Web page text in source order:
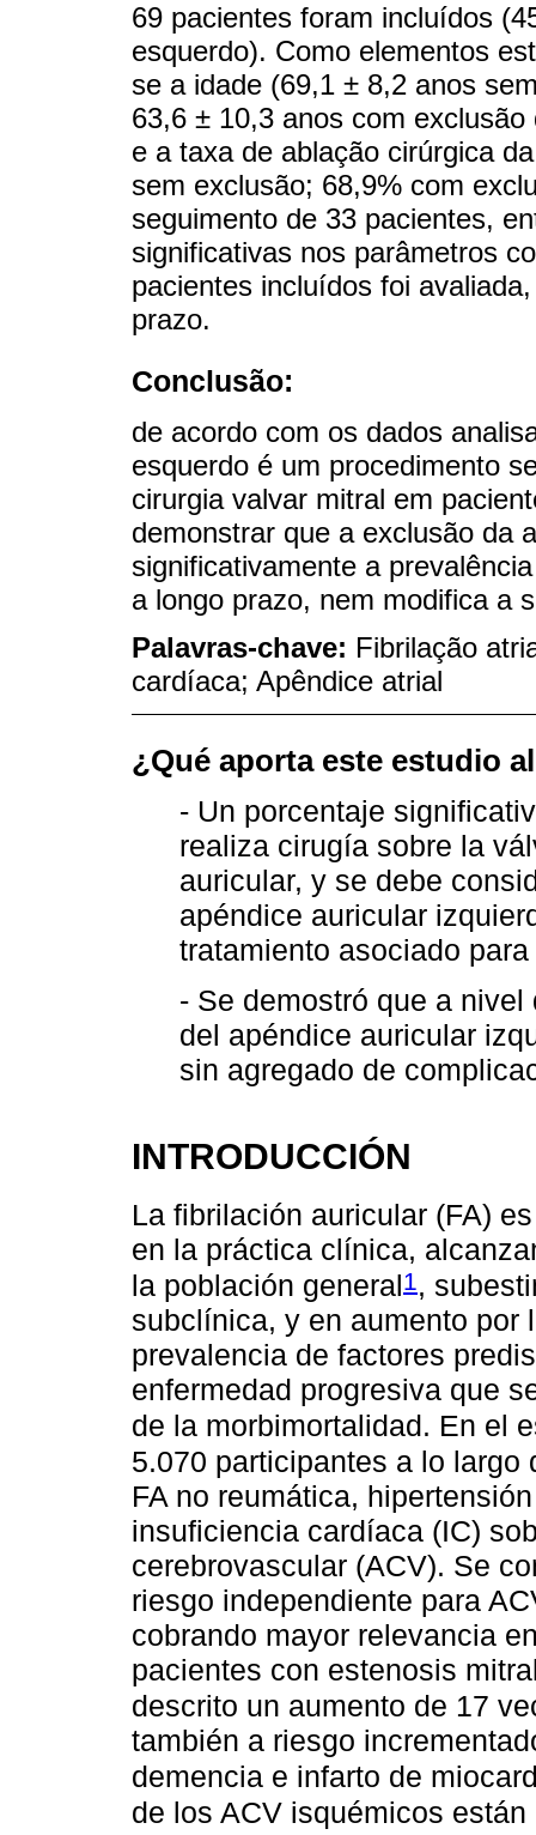
69 pacientes foram incluídos
esquerdo). Como elementos
se a idade (69,1 ± 8,2 anos
63,6 ± 10,3 anos com
e a taxa de ablação cirúrgica
sem exclusão; 68,9% com
seguimento de 33 pacientes,
significativas nos parâmetros
pacientes incluídos foi
prazo.
Conclusão:
de acordo com os dados
esquerdo é um procedimento
cirurgia valvar mitral em
demonstrar que a exclusão da
significativamente a
a longo prazo, nem modifica a
Palavras-chave: Fibrilação
cardíaca; Apêndice atrial
¿Qué aporta este estudio
- Un porcentaje
realiza cirugía sobre la
auricular, y se debe
apéndice auricular
tratamiento asociado
- Se demostró que a
del apéndice auricular
sin agregado de
INTRODUCCIÓN
La fibrilación auricular (FA)
en la práctica clínica,
la población general1,
subclínica, y en aumento por
prevalencia de factores
enfermedad progresiva que
de la morbimortalidad. En el
5.070 participantes a lo
FA no reumática,
insuficiencia cardíaca (IC)
cerebrovascular (ACV). Se
riesgo independiente para
cobrando mayor relevancia
pacientes con estenosis
descrito un aumento de 17
también a riesgo
demencia e infarto de
de los ACV isquémicos